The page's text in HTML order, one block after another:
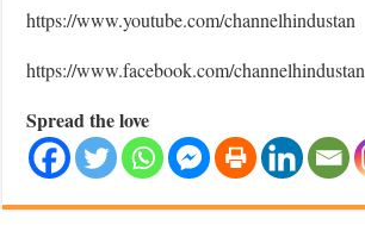
https://www.youtube.com/channelhindustan
https://www.facebook.com/channelhindustan
Spread the love